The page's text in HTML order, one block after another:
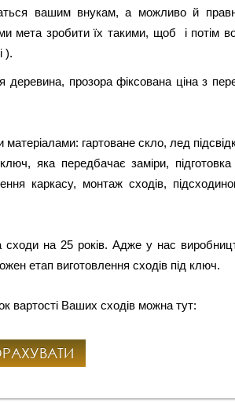
вашим внукам, а можливо й
мета зробити їх такими, щоб  і потім
).
прозора фіксована ціна з
гартоване скло, лед
яка передбачає заміри, підготовка
каркасу, монтаж сходів,
сходи на 25 років. Адже у нас
етап виготовлення сходів під ключ.
вартості Ваших сходів можна тут: